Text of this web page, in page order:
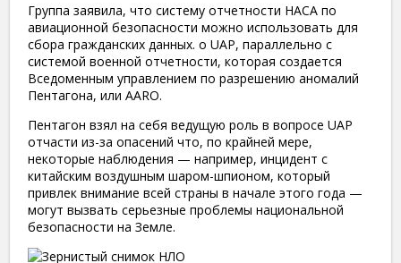
Группа заявила, что систему отчетности НАСА по
авиационной безопасности можно использовать для
сбора гражданских данных. о UAP, параллельно с
системой военной отчетности, которая создается
Вседоменным управлением по разрешению аномалий
Пентагона, или AARO.
Пентагон взял на себя ведущую роль в вопросе UAP
отчасти из-за опасений что, по крайней мере,
некоторые наблюдения — например, инцидент с
китайским воздушным шаром-шпионом, который
привлек внимание всей страны в начале этого года —
могут вызвать серьезные проблемы национальной
безопасности на Земле.